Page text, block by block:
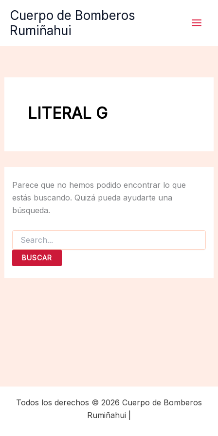
contenido
Cuerpo de Bomberos
Rumiñahui
LITERAL G
Parece que no hemos podido encontrar lo que
estás buscando. Quizá pueda ayudarte una
búsqueda.
Buscar
por:
Todos los derechos © 2026 Cuerpo de Bomberos
Rumiñahui |